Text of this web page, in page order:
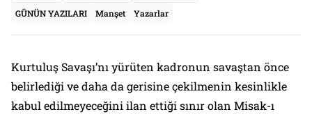
GÜNÜN YAZILARI Manşet Yazarlar
Kurtuluş Savaşı’nı yürüten kadronun savaştan önce
belirlediği ve daha da gerisine çekilmenin kesinlikle
kabul edilmeyeceğini ilan ettiği sınır olan Misak-ı